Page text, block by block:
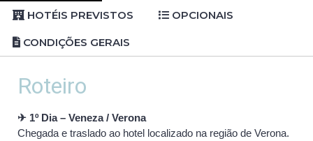
HOTÉIS PREVISTOS OPCIONAIS
CONDIÇÕES GERAIS
Roteiro
✈ 1º Dia – Veneza / Verona
Chegada e traslado ao hotel localizado na região de Verona.